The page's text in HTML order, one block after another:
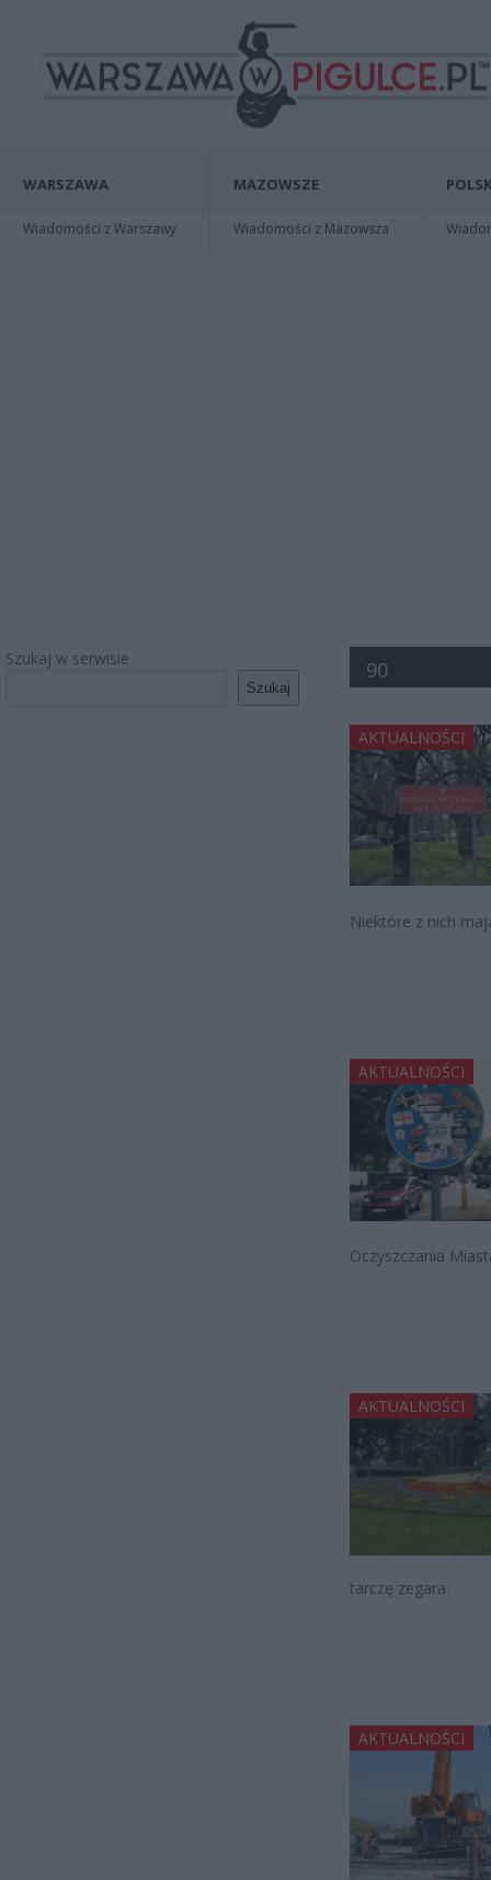
WARSZAWA
Wiadomości z Warszawy
MAZOWSZE
Wiadomości z Mazowsza
Szukaj w serwisie
Szukaj
90
AKTUALNOŚCI
Niektóre z nich
AKTUALNOŚCI
Oczyszczania
AKTUALNOŚCI
tarczę zegara.
AKTUALNOŚCI